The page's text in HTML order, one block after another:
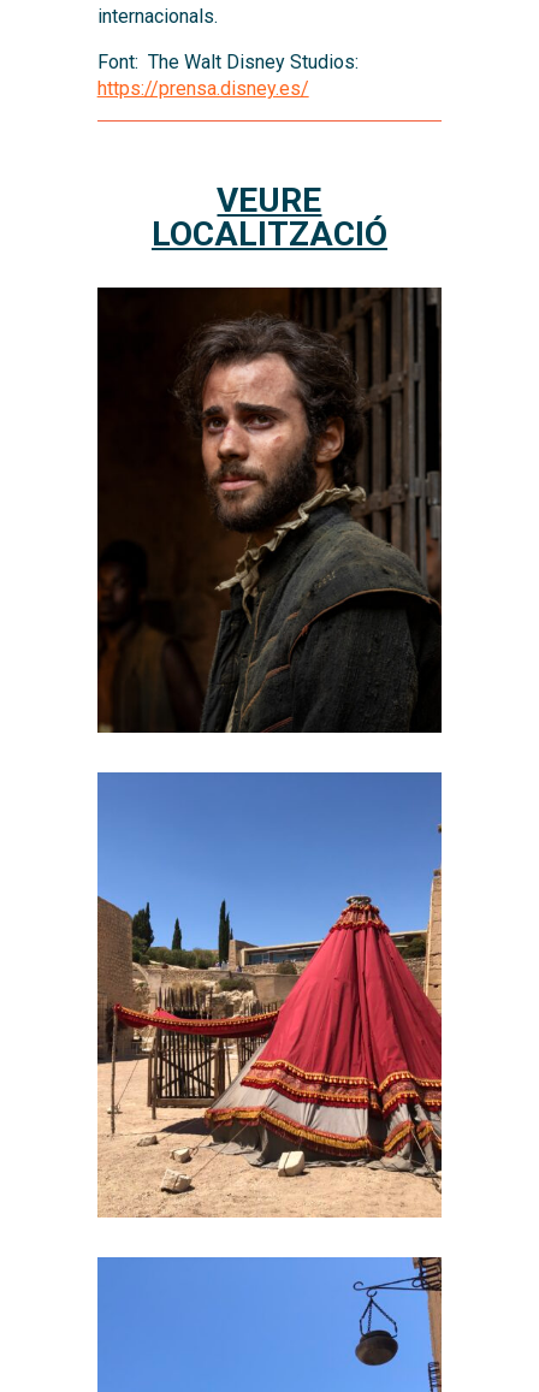
internacionals.
Font: The Walt Disney Studios:
https://prensa.disney.es/
VEURE
LOCALITZACIÓ